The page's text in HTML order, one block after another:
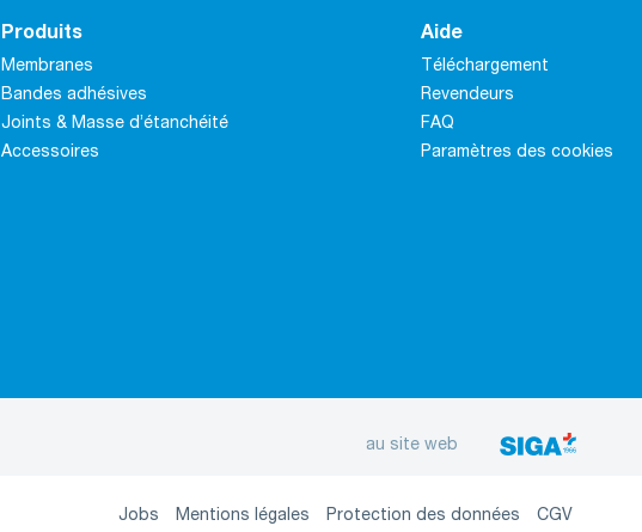
Produits
Membranes
Bandes adhésives
Joints & Masse d’étanchéité
Accessoires
Aide
Téléchargement
Revendeurs
FAQ
Paramètres des cookies
au site web
Jobs Mentions légales Protection des données CGV